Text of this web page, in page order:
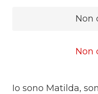
Non
Non
Io sono Matilda,